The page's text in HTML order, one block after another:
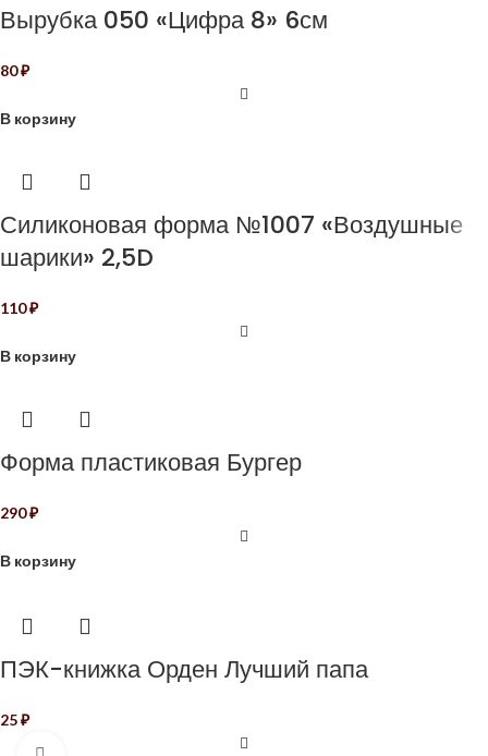
Вырубка 050 «Цифра 8» 6см
80₽
В корзину
Силиконовая форма №1007 «Воздушные
шарики» 2,5D
110₽
В корзину
Форма пластиковая Бургер
290₽
В корзину
ПЭК-книжка Орден Лучший папа
25₽